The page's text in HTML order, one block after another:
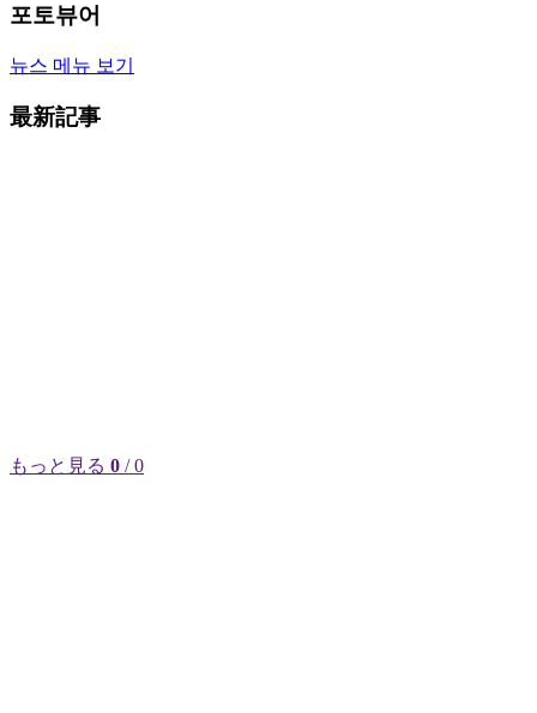
포토뷰어
뉴스 메뉴 보기
最新記事
もっと見る 0 / 0